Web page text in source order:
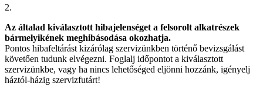
2.
Az általad kiválasztott hibajelenséget a felsorolt alkatrészek
bármelyikének meghibásodása okozhatja.
Pontos hibafeltárást kizárólag szervizünkben történő bevizsgálást
követően tudunk elvégezni. Foglalj időpontot a kiválasztott
szervizünkbe, vagy ha nincs lehetőséged eljönni hozzánk, igényelj
háztól-házig szervizfutárt!